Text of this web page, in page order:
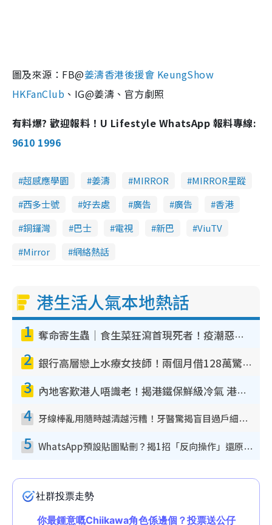
圖及來源：FB@姜濤香港後援會 KeungShow
HKFanClub 、IG@姜濤、官方劇照
有料爆? 歡迎報料！U Lifestyle WhatsApp 報料專線:
9610 1996
超感應學園 姜濤 MIRROR
MIRROR星蹤
西多士號
好去處 廣告 廣告
香港
銅鑼灣
巴士 電視 新巴
ViuTV
Mirror
網絡熱話
港生活人氣本地熱話
1 奪命寄生蟲｜食生菜狂瀉首現死者！疫潮惡化錄1.8萬宗病例 揭洗菜3大謬誤
2 銀行高層戀上水療女技師！兩個月借128萬驚覺「沉船」沉落火海 揭背後疑似邪教操控賣淫
3 內地客歎港人唔識老！揭港鐵保鮮級冷氣 港人求放過：咪投訴
4 牙線棒亂用隨時越清越污糟！牙醫驚揭盲目過戶細菌恐致蛀牙：呢種先係日常真保養
5 WhatsApp預設貼圖點刪？揭1招「反向操作」還原簡潔介面 附3步實測教學